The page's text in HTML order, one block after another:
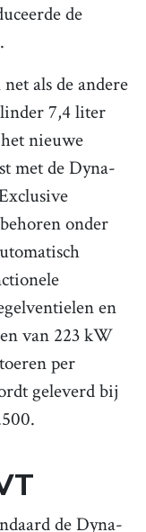
de
.
als de andere
7,4 liter
nieuwe
met de Dyna-
onder
en
van 223 kW
per
geleverd bij
de Dyna-